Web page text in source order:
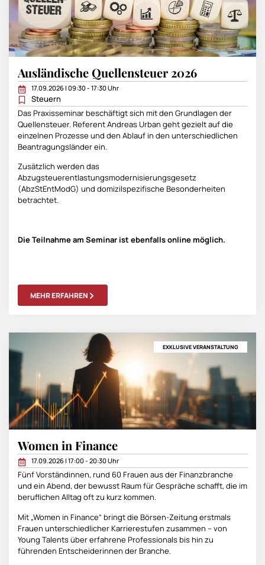
MEHR ERFAHREN
Ausländische Quellensteuer 2026
17.09.2026 | 09:30 - 17:30 Uhr
Steuern
Das Praxisseminar beschäftigt sich mit den Grundlagen der
Quellensteuer. Referent Andreas Urban geht gezielt auf die
einzelnen Prozesse und den Ablauf in den unterschiedlichen
Beantragungsländer ein.
Zusätzlich werden das
Abzugsteuerentlastungsmodernisierungsgesetz
(AbzStEntModG) und domizilspezifische Besonderheiten
betrachtet.
Die Teilnahme am Seminar ist ebenfalls online möglich.
EXKLUSIVE VERANSTALTUNG
Women in Finance
17.09.2026 | 17:00 - 20:30 Uhr
Fünf Vorständinnen, rund 60 Frauen aus der Finanzbranche
und ein Abend, der bewusst Raum für Gespräche schafft, die im
beruflichen Alltag oft zu kurz kommen.
Mit „Women in Finance“ bringt die Börsen-Zeitung erstmals
Frauen unterschiedlicher Karrierestufen zusammen – von
Young Talents über erfahrene Professionals bis hin zu
führenden Entscheiderinnen der Branche.